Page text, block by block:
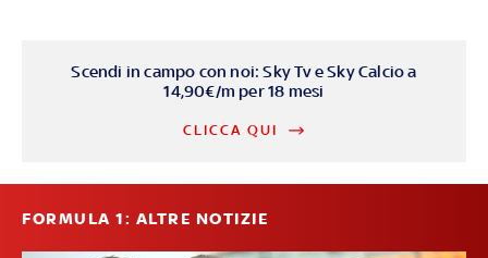
Scendi in campo con noi: Sky Tv e Sky Calcio a
14,90€/m per 18 mesi
CLICCA QUI
FORMULA 1: ALTRE NOTIZIE